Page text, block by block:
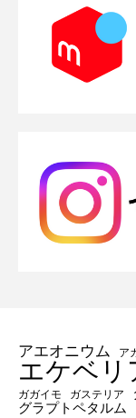
アエオニウム ア
エケベリ
ガガイモ ガステリア
グラプトペタルム